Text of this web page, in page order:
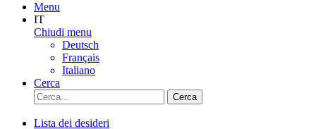
Menu
IT
Chiudi menu
Deutsch
Français
Italiano
Cerca
Cerca
Lista dei desideri